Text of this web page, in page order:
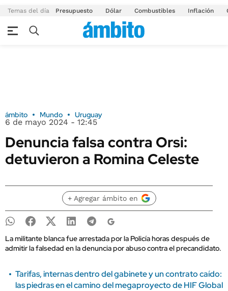
Temas del día Presupuesto Dólar Combustibles Inflación
ámbito Mundo Uruguay
6 de mayo 2024 - 12:45
Denuncia falsa contra Orsi:
detuvieron a Romina Celeste
+ Agregar ámbito en
La militante blanca fue arrestada por la Policía horas después de
admitir la falsedad en la denuncia por abuso contra el precandidato.
Tarifas, internas dentro del gabinete y un contrato caído:
las piedras en el camino del megaproyecto de HIF Global